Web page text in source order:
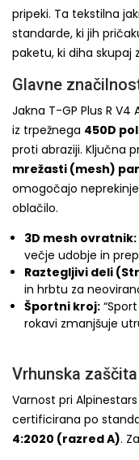
pripeki. Ta tekstilna
standarde, ki jih
paketu, ki diha skupaj
Glavne
Jakna T-GP Plus R
iz trpežnega 450D
proti abraziji. Ključna
mrežasti (mesh)
omogočajo
oblačilo.
3D mesh ovratnik:
večje udobje in
Raztegljivi deli
in hrbtu za
Športni kroj:
rokavi zmanjšuje
Vrhunska
Varnost pri
certificirana po
4:2020 (razred A).